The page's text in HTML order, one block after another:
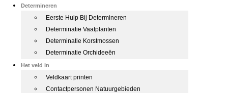
Determineren
Eerste Hulp Bij Determineren
Determinatie Vaatplanten
Determinatie Korstmossen
Determinatie Orchideeën
Het veld in
Veldkaart printen
Contactpersonen Natuurgebieden